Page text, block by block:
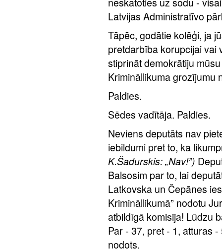
Latvijas Administratīvo
Tāpēc, godātie kolēģi, ja
pretdarbība korupcijai vai
stiprināt demokrātiju
Krimināllikuma grozījumu
Paldies.
Sēdes vadītāja. Paldies.
Neviens deputāts nav
iebildumi pret to, ka
K.Šadurskis: „Nav!”)
Balsosim par to, lai
Latkovska un Čepānes
Krimināllikumā” nodotu
atbildīgā komisija! Lūdzu
Par - 37, pret - 1, atturas
nodots.